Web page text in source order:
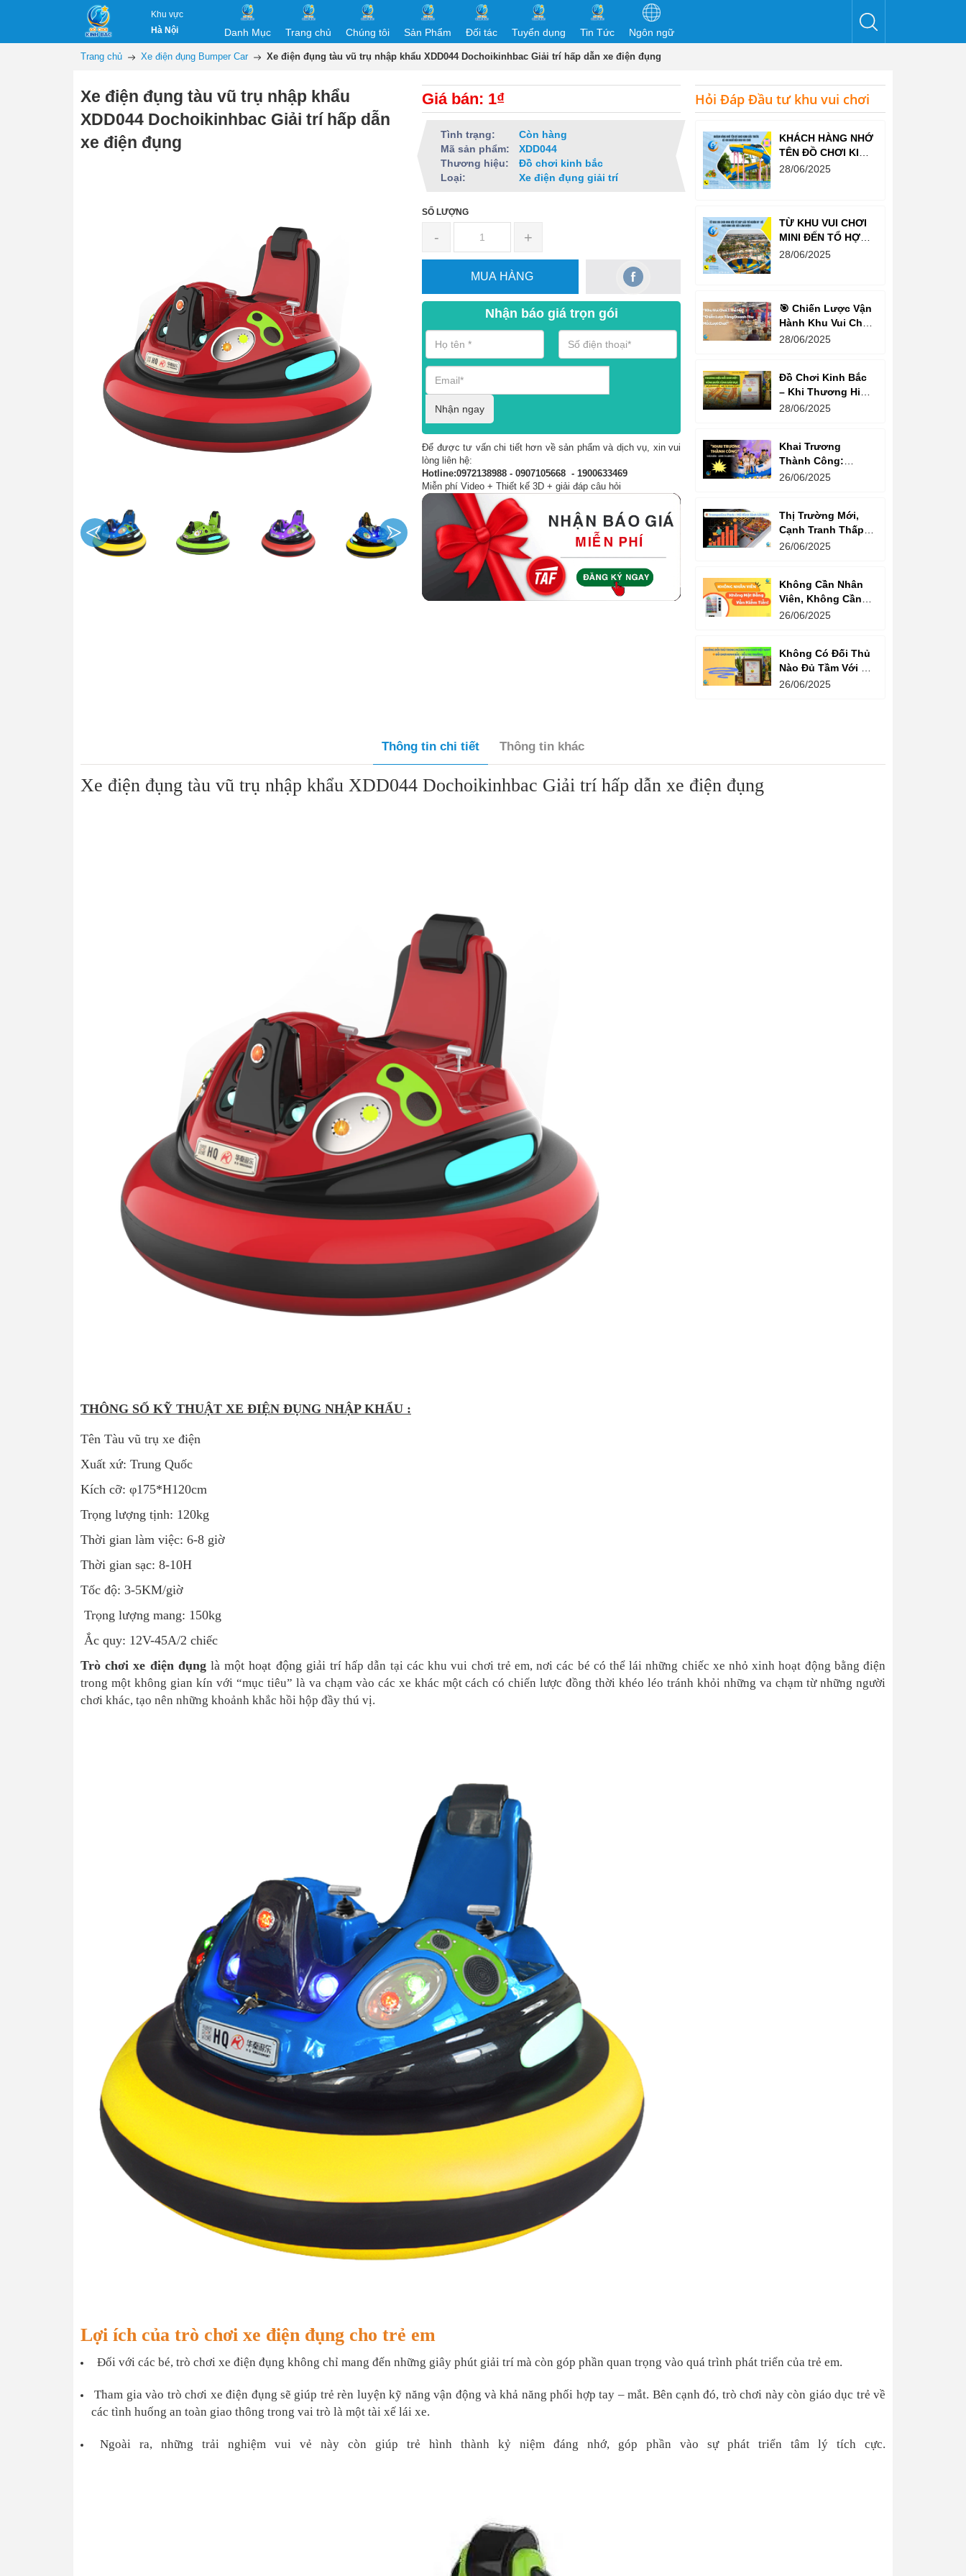
Khu vực
Hà Nội
Danh Mục Trang chủ Chúng tôi Sản Phẩm Đối tác Tuyển dụng Tin Tức Ngôn ngữ
Trang chủ Xe điện đụng Bumper Car Xe điện đụng tàu vũ trụ nhập khẩu XDD044 Dochoikinhbac Giải trí hấp dẫn xe điện đụng
Xe điện đụng tàu vũ trụ nhập khẩu
XDD044 Dochoikinhbac Giải trí hấp dẫn
xe điện đụng
Giá bán: 1₫
Tình trạng:
Còn hàng
Mã sản phẩm:
XDD044
Thương hiệu:
Đồ chơi kinh bắc
Loại:
Xe điện đụng giải trí
SỐ LƯỢNG
- +
MUA HÀNG
Nhận báo giá trọn gói
Nhận ngay
Để được tư vấn chi tiết hơn về sản phẩm và dịch vụ, xin vui
lòng liên hệ:
Hotline:0972138988 - 0907105668 - 1900633469
Miễn phí Video + Thiết kế 3D + giải đáp câu hỏi
Hỏi Đáp Đầu tư khu vui chơi
KHÁCH HÀNG NHỚ
TÊN ĐỒ CHƠI KINH
BẮC TRƯỚC CẢ
28/06/2025
TỪ KHU VUI CHƠI
MINI ĐẾN TỔ HỢP
GIẢI TRÍ NGHÌN M²
28/06/2025
🎯 Chiến Lược Vận
Hành Khu Vui Chơi
3 Thế Hệ – Tối Đa
28/06/2025
Đồ Chơi Kinh Bắc
– Khi Thương Hiệu
Vững Mạnh Bắt
28/06/2025
Khai Trương
Thành Công:
Khách Nườm
Quyết Là Gì?
26/06/2025
Thị Trường Mới,
Cạnh Tranh Thấp –
Trampoline Park Là
26/06/2025
Không Cần Nhân
Viên, Không Cần
Cửa Hàng – Chỉ
26/06/2025
Không Có Đối Thủ
Nào Đủ Tầm Với Đồ
Chơi Kinh Bắc
26/06/2025
Thông tin chi tiết Thông tin khác
Xe điện đụng tàu vũ trụ nhập khẩu XDD044 Dochoikinhbac Giải trí hấp dẫn xe điện đụng
THÔNG SỐ KỸ THUẬT XE ĐIỆN ĐỤNG NHẬP KHẨU :
Tên Tàu vũ trụ xe điện
Xuất xứ: Trung Quốc
Kích cỡ: φ175*H120cm
Trọng lượng tịnh: 120kg
Thời gian làm việc: 6-8 giờ
Thời gian sạc: 8-10H
Tốc độ: 3-5KM/giờ
Trọng lượng mang: 150kg
Ắc quy: 12V-45A/2 chiếc
Trò chơi xe điện đụnglà một hoạt động giải trí hấp dẫn tại các khu vui chơi trẻ em, nơi các bé có thể lái những chiếc xe nhỏ xinh hoạt động bằng điện
trong một không gian kín với “mục tiêu” là va chạm vào các xe khác một cách có chiến lược đồng thời khéo léo tránh khỏi những va chạm từ những người
chơi khác, tạo nên những khoảnh khắc hồi hộp đầy thú vị.
Lợi ích của trò chơi xe điện đụng cho trẻ em
Đối với các bé, trò chơi xe điện đụng không chỉ mang đến những giây phút giải trí mà còn góp phần quan trọng vào quá trình phát triển của trẻ em.
Tham gia vào trò chơi xe điện đụng sẽ giúp trẻ rèn luyện kỹ năng vận động và khả năng phối hợp tay – mắt. Bên cạnh đó, trò chơi này còn giáo dục trẻ về
các tình huống an toàn giao thông trong vai trò là một tài xế lái xe.
Ngoài ra, những trải nghiệm vui vẻ này còn giúp trẻ hình thành kỷ niệm đáng nhớ, góp phần vào sự phát triển tâm lý tích cực.